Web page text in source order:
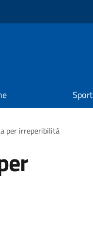
Sport
per irreperibilità